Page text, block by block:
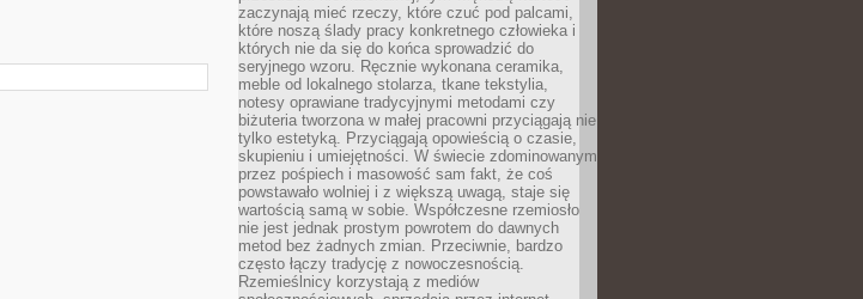
zaczynają mieć rzeczy, które czuć pod palcami,
które noszą ślady pracy konkretnego człowieka i
których nie da się do końca sprowadzić do
seryjnego wzoru. Ręcznie wykonana ceramika,
meble od lokalnego stolarza, tkane tekstylia,
notesy oprawiane tradycyjnymi metodami czy
biżuteria tworzona w małej pracowni przyciągają nie
tylko estetyką. Przyciągają opowieścią o czasie,
skupieniu i umiejętności. W świecie zdominowanym
przez pośpiech i masowość sam fakt, że coś
powstawało wolniej i z większą uwagą, staje się
wartością samą w sobie. Współczesne rzemiosło
nie jest jednak prostym powrotem do dawnych
metod bez żadnych zmian. Przeciwnie, bardzo
często łączy tradycję z nowoczesnością.
Rzemieślnicy korzystają z mediów